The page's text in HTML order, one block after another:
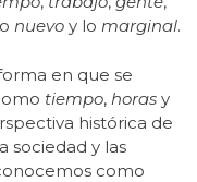
nuevo y lo marginal.
en que se
tiempo, horas y
histórica de
sociedad y las
como